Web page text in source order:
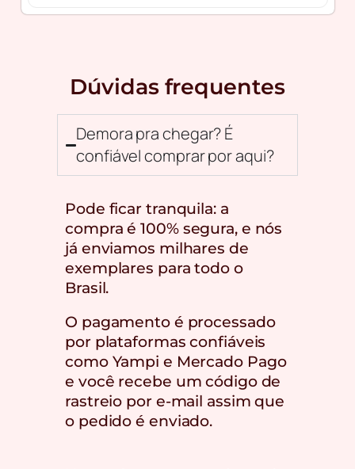
Dúvidas frequentes
Demora pra chegar? É
confiável comprar por aqui?
Pode ficar tranquila: a
compra é 100% segura, e nós
já enviamos milhares de
exemplares para todo o
Brasil.
O pagamento é processado
por plataformas confiáveis
como Yampi e Mercado Pago
e você recebe um código de
rastreio por e-mail assim que
o pedido é enviado.